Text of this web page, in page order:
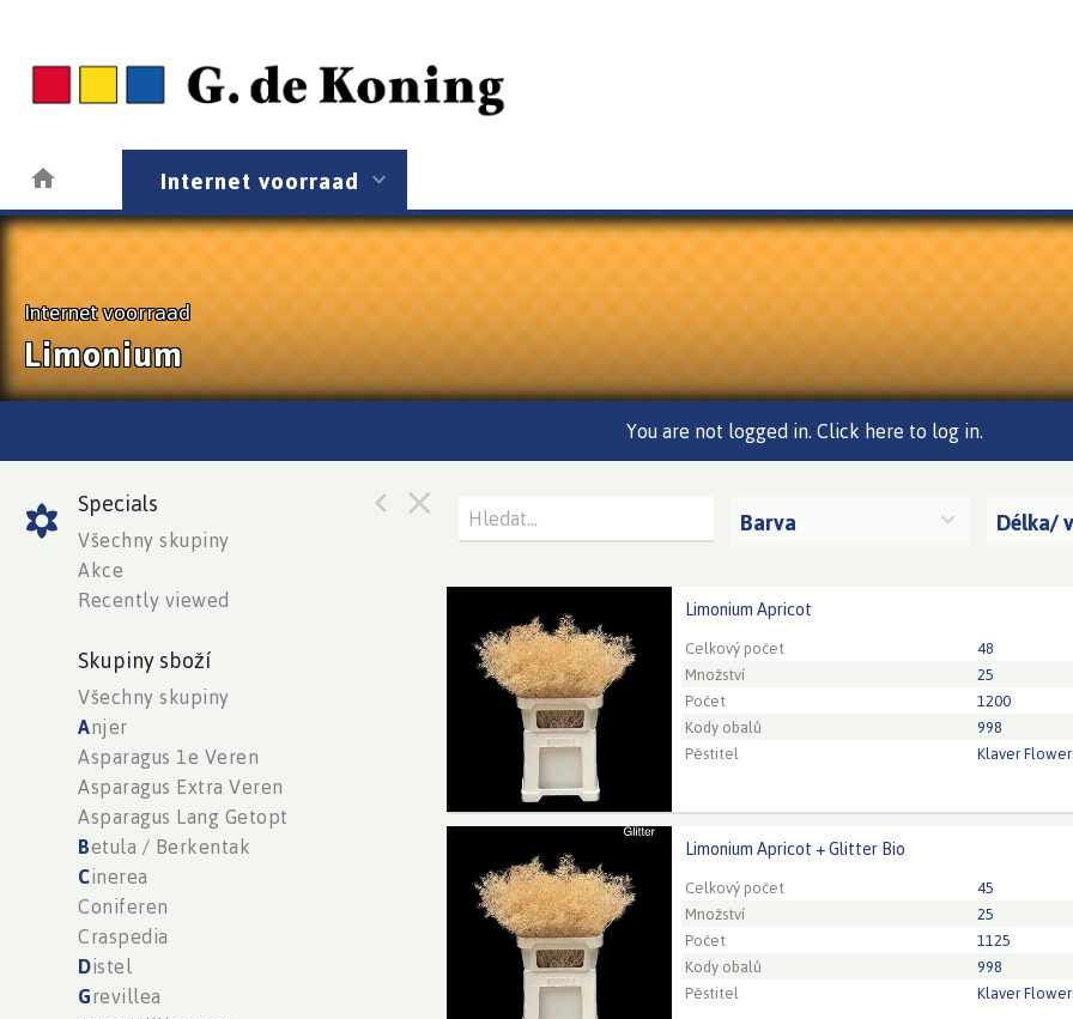
Internet voorraad
Internet voorraad
Limonium
You are not logged in. Click here to log in.
Specials
Všechny skupiny
Akce
Recently viewed
Skupiny sboží
Všechny skupiny
Anjer
Asparagus 1e Veren
Asparagus Extra Veren
Asparagus Lang Getopt
Betula / Berkentak
Cinerea
Coniferen
Craspedia
Distel
Grevillea
Barva Délka/
Limonium Apricot
Celkový počet 48
Množství
25
Počet
1200
Kody obalů
998
Pěstitel
Klaver
Limonium Apricot
You need to be logged in in order place an order. Click here to go
Limonium Apricot + Glitter Bio
Celkový počet 45
Množství
25
Počet
1125
Kody obalů
998
Pěstitel
Klaver
Limonium Apricot + Glitter Bio
You need to be logged in in order place an order. Click here to go